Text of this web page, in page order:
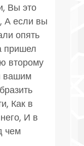
Вы это
А если вы
опять
пришел
второму
вашим
Как в
И в
чем